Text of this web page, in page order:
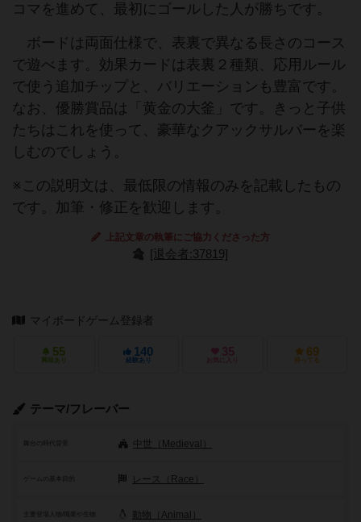
コマを進めて、最初にゴールした人が勝ちです。
ボードは両面仕様で、表裏で異なる長さのコース
で遊べます。効果カードは表裏２種類、応用ルール
で使う追加チップと、バリエーションも豊富です。
なお、優勝賞品は「黄金の大釜」です。きっと子供
たちはこれを使って、豪華なクアックサルバーを楽
しむのでしょう。
※この説明文は、最低限の情報のみを記載したもの
です。加筆・修正を歓迎します。
上記文章の執筆にご協力くださった方
[退会者:37819]
マイボードゲーム登録者
55
興味あり
140
経験あり
35
お気に入り
69
持ってる
テーマ/フレーバー
舞台の時代背景 中世（Medieval）
ゲームの基本目的 レース（Race）
動物（Animal）